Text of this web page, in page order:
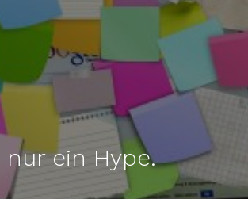
ein Hype.